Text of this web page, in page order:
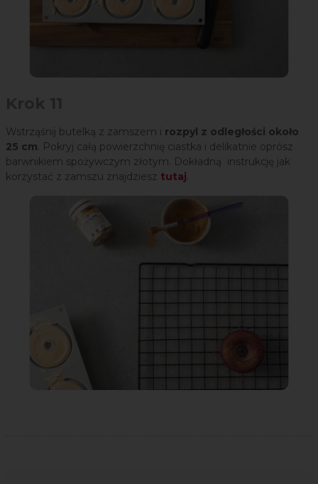
Wstrząśnij butelką z zamszem i rozpyl z odległości około
25 cm . Pokryj całą powierzchnię ciastka i delikatnie oprósz
barwnikiem spożywczym złotym. Dokładną instrukcję jak
korzystać z zamszu znajdziesz tutaj